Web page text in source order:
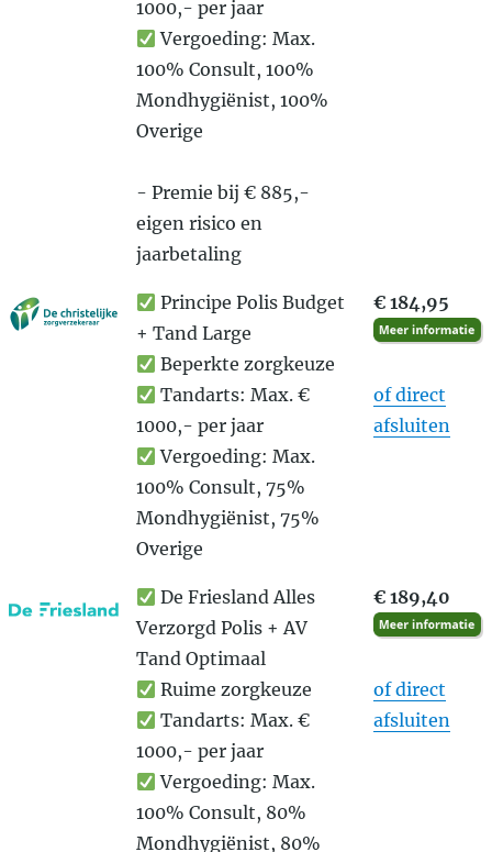
1000,- per jaar
Vergoeding: Max.
100% Consult, 100%
Mondhygiënist, 100%
Overige
- Premie bij € 885,-
eigen risico en
jaarbetaling
Principe Polis Budget
+ Tand Large
Beperkte zorgkeuze
Tandarts: Max. €
1000,- per jaar
Vergoeding: Max.
100% Consult, 75%
Mondhygiënist, 75%
Overige
€ 184,95
of direct
afsluiten
De Friesland Alles
Verzorgd Polis + AV
Tand Optimaal
Ruime zorgkeuze
Tandarts: Max. €
1000,- per jaar
Vergoeding: Max.
100% Consult, 80%
Mondhygiënist, 80%
€ 189,40
of direct
afsluiten